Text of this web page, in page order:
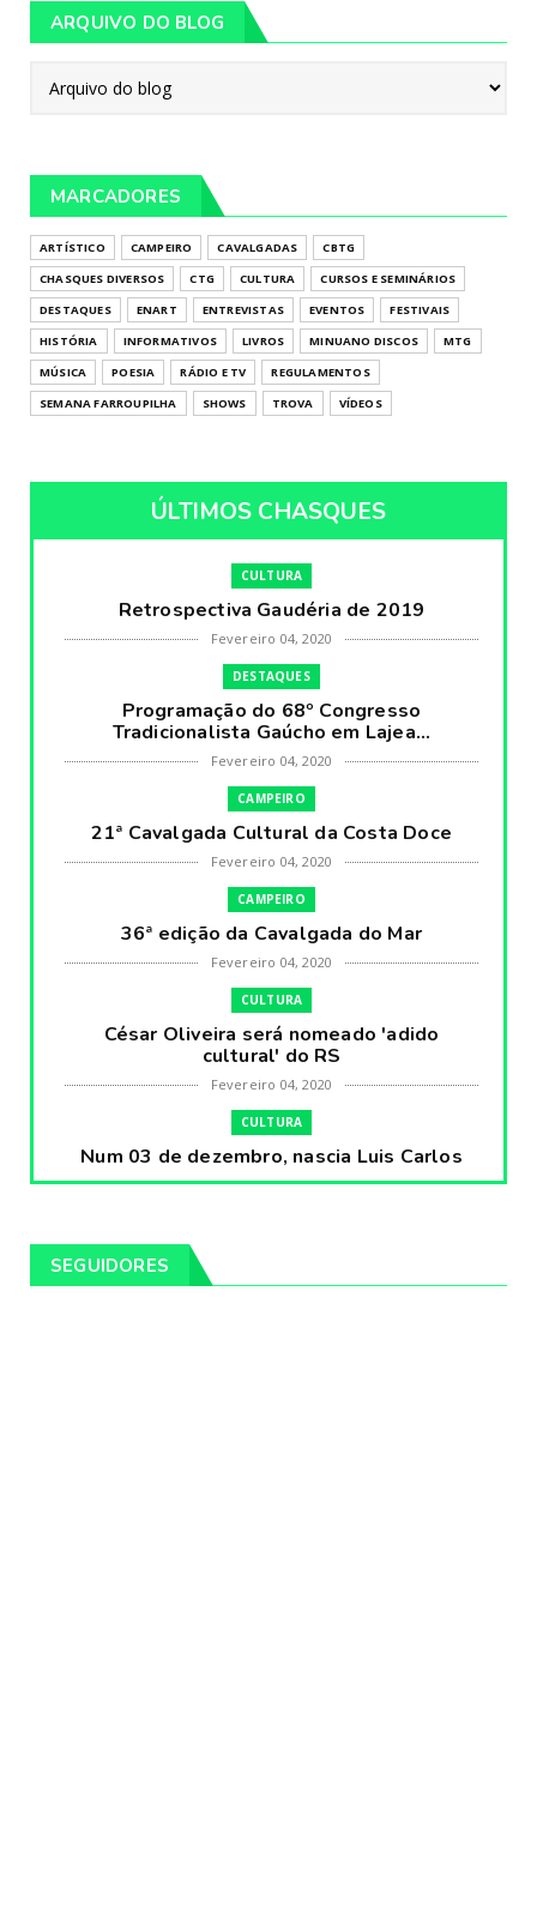
ARQUIVO DO BLOG
MARCADORES
ARTÍSTICO CAMPEIRO CAVALGADAS
CBTG
CHASQUES DIVERSOS
CTG CULTURA
CURSOS E SEMINÁRIOS
DESTAQUES
ENART ENTREVISTAS EVENTOS
FESTIVAIS
HISTÓRIA
INFORMATIVOS LIVROS MINUANO DISCOS
MTG
MÚSICA
POESIA RÁDIO E TV
REGULAMENTOS
SEMANA FARROUPILHA
SHOWS TROVA VÍDEOS
ÚLTIMOS CHASQUES
CULTURA
Retrospectiva Gaudéria de 2019
Fevereiro 04, 2020
DESTAQUES
Programação do 68º Congresso
Tradicionalista Gaúcho em Lajea...
Fevereiro 04, 2020
CAMPEIRO
21ª Cavalgada Cultural da Costa Doce
Fevereiro 04, 2020
CAMPEIRO
36ª edição da Cavalgada do Mar
Fevereiro 04, 2020
CULTURA
César Oliveira será nomeado 'adido
cultural' do RS
Fevereiro 04, 2020
CULTURA
Num 03 de dezembro, nascia Luis Carlos
Prestes, o Cavaleiro ...
Pintores da Temática Gauchesca - parte
SEGUIDORES